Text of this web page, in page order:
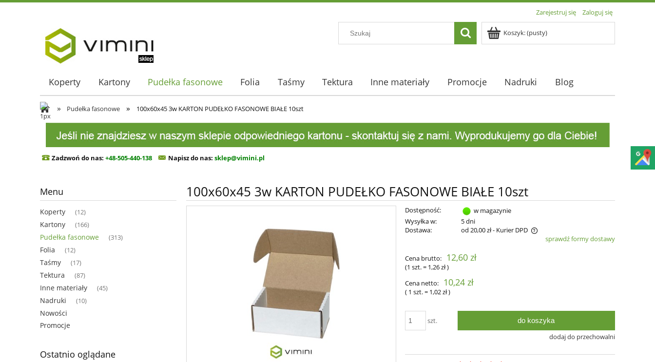
Zarejestruj się Zaloguj się
Koszyk:(pusty)
Koperty Kartony Pudełka fasonowe Folia Taśmy Tektura Inne materiały Promocje Nadruki Blog
» Pudełka fasonowe » 100x60x45 3w KARTON PUDEŁKO FASONOWE BIAŁE 10szt
Zadzwoń do nas: +48-505-440-138 Napisz do nas: sklep@vimini.pl
Menu
Koperty (12)
Kartony (166)
Pudełka fasonowe (313)
Folia (12)
Taśmy (17)
Tektura (87)
Inne materiały (45)
Nadruki (10)
Nowości
Promocje
Ostatnio oglądane
100x60x45 3w KARTON PUDEŁKO FASONOWE BIAŁE 10szt
Dostępność:
w magazynie
Wysyłka w:
5 dni
Dostawa:
od 20,00 zł- Kurier DPD
płatności
sprawdź formy dostawy
Cena brutto: 12,60 zł
(1szt.= 1,26 zł)
Cena netto:
10,24 zł
( 1szt.= 1,02 zł)
szt. do koszyka
dodaj do przechowalni